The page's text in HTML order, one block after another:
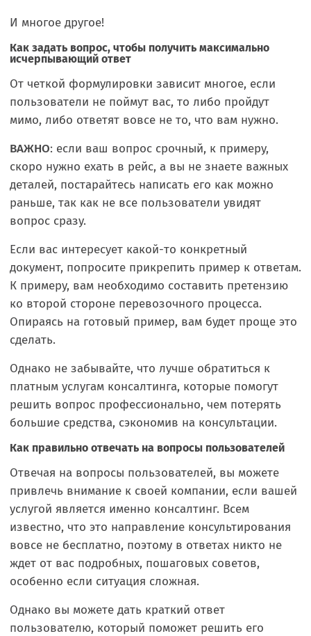
И многое другое!
Как задать вопрос, чтобы получить максимально
исчерпывающий ответ
От четкой формулировки зависит многое, если
пользователи не поймут вас, то либо пройдут
мимо, либо ответят вовсе не то, что вам нужно.
ВАЖНО: если ваш вопрос срочный, к примеру,
скоро нужно ехать в рейс, а вы не знаете важных
деталей, постарайтесь написать его как можно
раньше, так как не все пользователи увидят
вопрос сразу.
Если вас интересует какой-то конкретный
документ, попросите прикрепить пример к ответам.
К примеру, вам необходимо составить претензию
ко второй стороне перевозочного процесса.
Опираясь на готовый пример, вам будет проще это
сделать.
Однако не забывайте, что лучше обратиться к
платным услугам консалтинга, которые помогут
решить вопрос профессионально, чем потерять
большие средства, сэкономив на консультации.
Как правильно отвечать на вопросы пользователей
Отвечая на вопросы пользователей, вы можете
привлечь внимание к своей компании, если вашей
услугой является именно консалтинг. Всем
известно, что это направление консультирования
вовсе не бесплатно, поэтому в ответах никто не
ждет от вас подробных, пошаговых советов,
особенно если ситуация сложная.
Однако вы можете дать краткий ответ
пользователю, который поможет решить его